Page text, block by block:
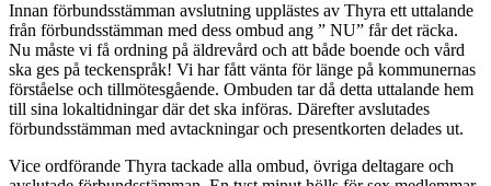
Innan förbundsstämman avslutning upplästes av Thyra ett uttalande
från förbundsstämman med dess ombud ang ” NU” får det räcka.
Nu måste vi få ordning på äldrevård och att både boende och vård
ska ges på teckenspråk! Vi har fått vänta för länge på kommunernas
förståelse och tillmötesgående. Ombuden tar då detta uttalande hem
till sina lokaltidningar där det ska införas. Därefter avslutades
förbundsstämman med avtackningar och presentkorten delades ut.
Vice ordförande Thyra tackade alla ombud, övriga deltagare och